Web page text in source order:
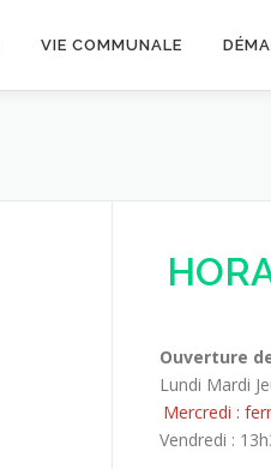
VIE COMMUNALE
Ouverture
Lundi Mardi
Mercredi :
Vendredi :